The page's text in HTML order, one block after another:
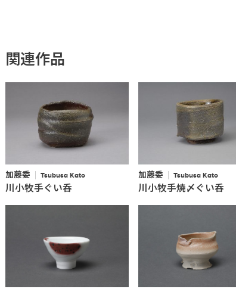
関連作品
加藤委 Tsubusa Kato
川小牧手ぐい呑
加藤委 Tsubusa Kato
川小牧手焼〆ぐい呑